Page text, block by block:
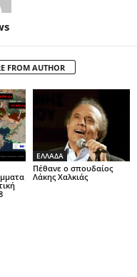
FROM AUTHOR
ΕΛΛΑΔΑ
Πέθανε ο σπουδαίος
Λάκης Χαλκιάς